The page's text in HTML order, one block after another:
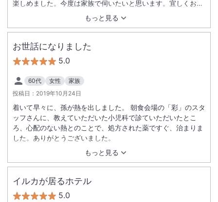
もっと見る
楽しめました。今度は家族で伺いたいと思います。宜しくお願
お世話になりました
5.0
60代 女性
家族
投稿日： 2019年10月24日
もっと見る
着いて早々に、孫が熱を出しました。 朝食会場の「彩」のスタ
ッフさんに、教えていただいた小児科で診ていただいたとこ
ろ、心配のない熱とのことで、処方された薬ですぐ、治まりま
した。ありがとうございました。
イルカが居るホテル
5.0